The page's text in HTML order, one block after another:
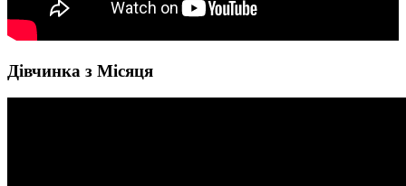
Дівчинка з Місяця